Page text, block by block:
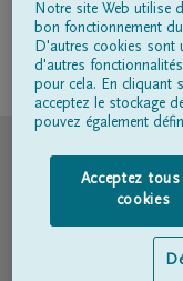
Suivez-nous sur
Notre site Web utilise
bon fonctionnement
D'autres cookies sont
d'autres
pour cela. En cliquant
acceptez le stockage
pouvez également
Acceptez
cookies